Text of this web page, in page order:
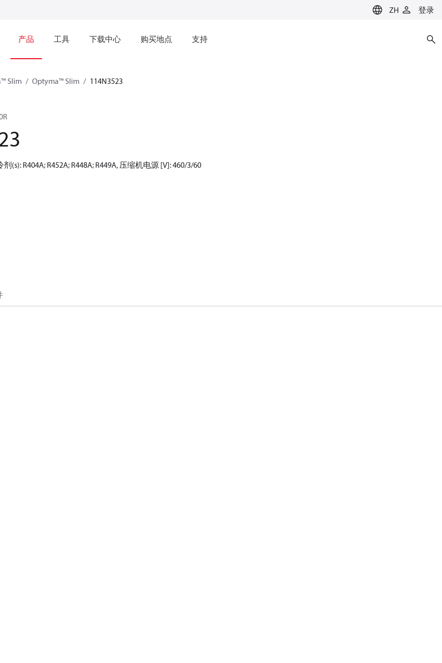
ZH 登录
产品 工具 下载中心 购买地点 支持
Slim Optyma™ Slim 114N3523
(s): R404A; R452A; R448A; R449A, 压缩机电源 [V]: 460/3/60